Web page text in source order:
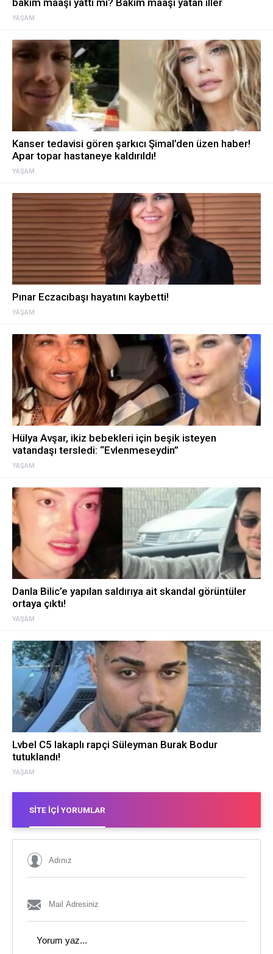
YAŞAM
bakım maaşı yattı mı? Bakım maaşı yatan iller
YAŞAM
Kanser tedavisi gören şarkıcı Şimal’den üzen haber!
Apar topar hastaneye kaldırıldı!
YAŞAM
Pınar Eczacıbaşı hayatını kaybetti!
YAŞAM
Hülya Avşar, ikiz bebekleri için beşik isteyen
vatandaşı tersledi: “Evlenmeseydin”
YAŞAM
Danla Bilic’e yapılan saldırıya ait skandal görüntüler
ortaya çıktı!
YAŞAM
Lvbel C5 lakaplı rapçi Süleyman Burak Bodur
tutuklandı!
SITE İÇI YORUMLAR